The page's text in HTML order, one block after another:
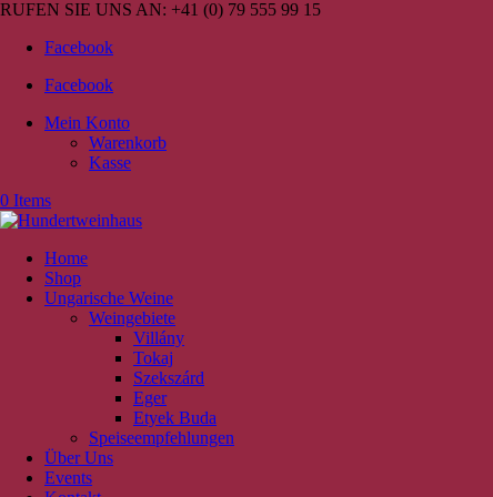
RUFEN SIE UNS AN: +41 (0) 79 555 99 15
Facebook
Facebook
Mein Konto
Warenkorb
Kasse
0 Items
Home
Shop
Ungarische Weine
Weingebiete
Villány
Tokaj
Szekszárd
Eger
Etyek Buda
Speiseempfehlungen
Über Uns
Events